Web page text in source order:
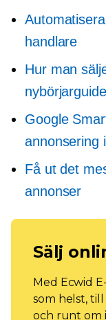
handlare
Hur man
nybörjarguide
Google
annonsering
Få ut det
annonser
Sälj
Med Ecwid
som helst,
och runt om